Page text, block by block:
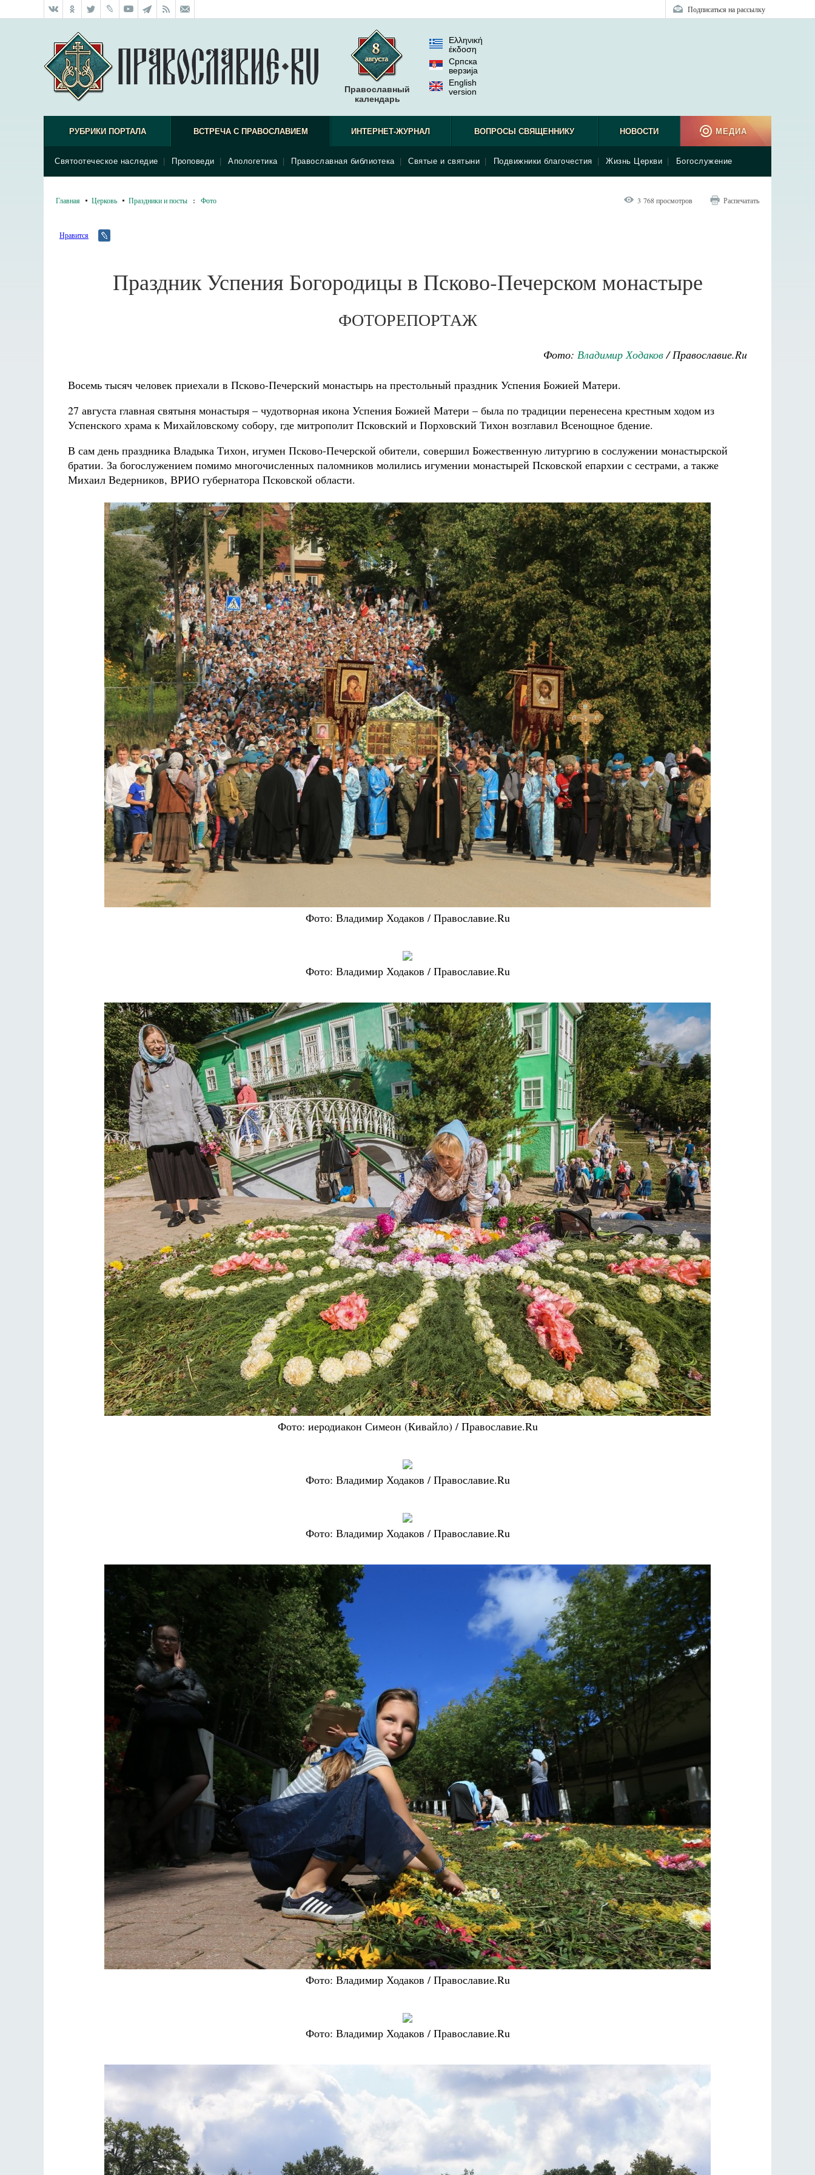
Подписаться на рассылку
Православный
календарь
Ελληνική
έκδοση
Српска
верзиjа
English
version
РУБРИКИ ПОРТАЛА ВСТРЕЧА С ПРАВОСЛАВИЕМ
Святоотеческое наследие Проповеди Апологетика Православная библиотека Святые и святыни Подвижники благочестия Жизнь Церкви Богослужение
ИНТЕРНЕТ-ЖУРНАЛ ВОПРОСЫ СВЯЩЕННИКУ НОВОСТИ МЕДИА
Главная Церковь Праздники и посты : Фото 3 768 просмотров Распечатать
Нравится
Праздник Успения Богородицы в Псково-Печерском монастыре
ФОТОРЕПОРТАЖ
Фото: Владимир Ходаков/ Православие.Ru
Восемь тысяч человек приехали в Псково-Печерский монастырь на престольный праздник Успения Божией Матери.
27 августа главная святыня монастыря – чудотворная икона Успения Божией Матери – была по традиции перенесена крестным ходом из
Успенского храма к Михайловскому собору, где митрополит Псковский и Порховский Тихон возглавил Всенощное бдение.
В сам день праздника Владыка Тихон, игумен Псково-Печерской обители, совершил Божественную литургию в сослужении монастырской
братии. За богослужением помимо многочисленных паломников молились игумении монастырей Псковской епархии с сестрами, а также
Михаил Ведерников, ВРИО губернатора Псковской области.
Фото: Владимир Ходаков / Православие.Ru
Фото: Владимир Ходаков / Православие.Ru
Фото: иеродиакон Симеон (Кивайло) / Православие.Ru
Фото: Владимир Ходаков / Православие.Ru
Фото: Владимир Ходаков / Православие.Ru
Фото: Владимир Ходаков / Православие.Ru
Фото: Владимир Ходаков / Православие.Ru